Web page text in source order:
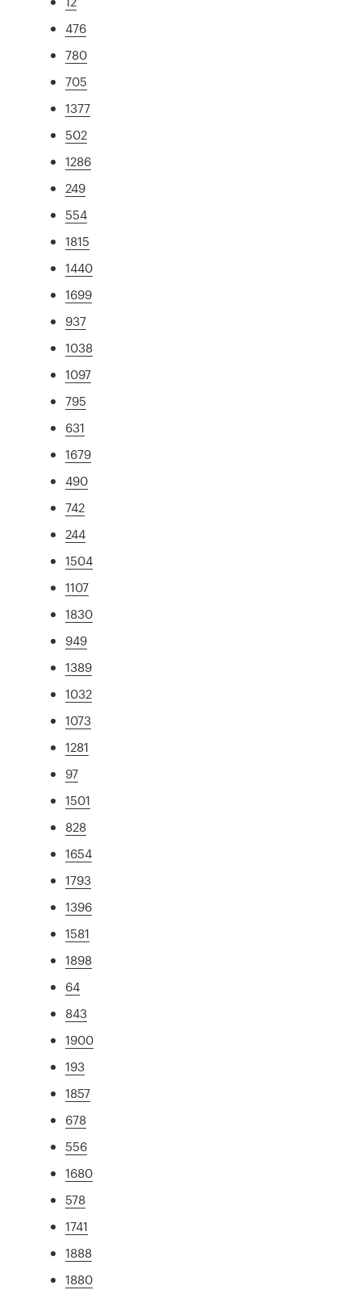
476
780
705
1377
502
1286
249
554
1815
1440
1699
937
1038
1097
795
631
1679
490
742
244
1504
1107
1830
949
1389
1032
1073
1281
97
1501
828
1654
1793
1396
1581
1898
64
843
1900
193
1857
678
556
1680
578
1741
1888
1880